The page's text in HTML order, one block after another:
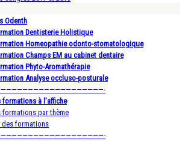
Odenth
Dentisterie Holistique
Homeopathie odonto-stomatologique
Champs EM au cabinet dentaire
Phyto-Aromathérapie
Analyse occluso-posturale
à l’affiche
formations par thème
des formations